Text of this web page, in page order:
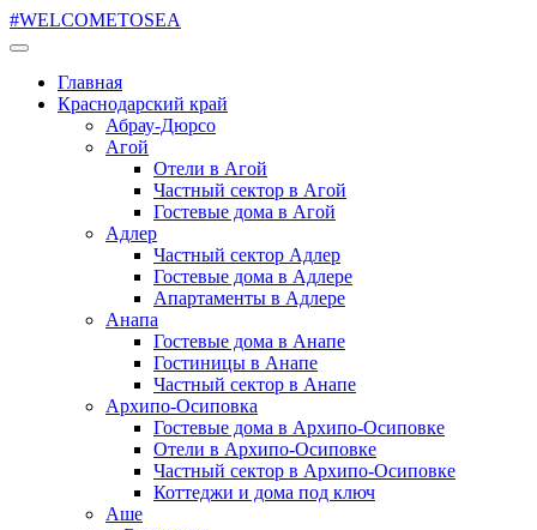
#WELCOMETOSEA
Главная
Краснодарский край
Абрау-Дюрсо
Агой
Отели в Агой
Частный сектор в Агой
Гостевые дома в Агой
Адлер
Частный сектор Адлер
Гостевые дома в Адлере
Апартаменты в Адлере
Анапа
Гостевые дома в Анапе
Гостиницы в Анапе
Частный сектор в Анапе
Архипо-Осиповка
Гостевые дома в Архипо-Осиповке
Отели в Архипо-Осиповке
Частный сектор в Архипо-Осиповке
Коттеджи и дома под ключ
Аше